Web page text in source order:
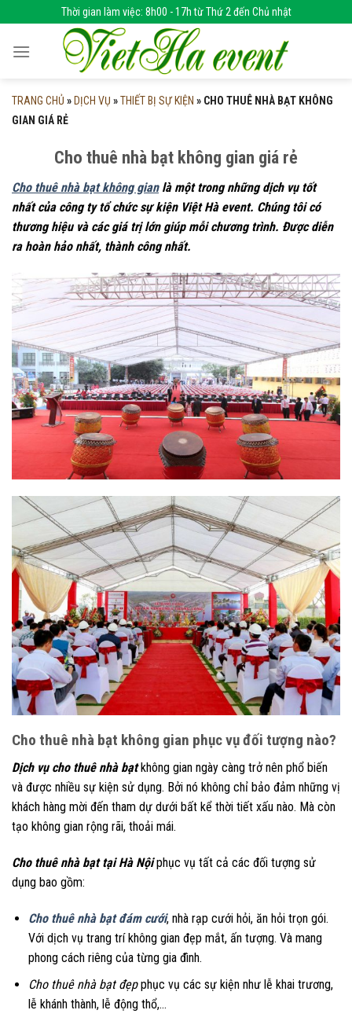
to
content
Thời gian làm việc: 8h00 - 17h từ Thứ 2 đến Chủ nhật
TRANG CHỦ » DỊCH VỤ »THIẾT BỊ SỰ KIỆN » CHO THUÊ NHÀ BẠT KHÔNG
GIAN GIÁ RẺ
Cho thuê nhà bạt không gian giá rẻ
Cho thuê nhà bạt không gianlà một trong những dịch vụ tốt
nhất của công ty tổ chức sự kiện Việt Hà event. Chúng tôi có
thương hiệu và các giá trị lớn giúp mỗi chương trình. Được diễn
ra hoàn hảo nhất, thành công nhất.
Cho thuê nhà bạt không gian phục vụ đối tượng nào?
Dịch vụ cho thuê nhà bạtkhông gian ngày càng trở nên phổ biến
và được nhiều sự kiện sử dụng. Bởi nó không chỉ bảo đảm những vị
khách hàng mời đến tham dự dưới bất kể thời tiết xấu nào. Mà còn
tạo không gian rộng rãi, thoải mái.
Cho thuê nhà bạt tại Hà Nộiphục vụ tất cả các đối tượng sử
dụng bao gồm:
Cho thuê nhà bạt đám cưới, nhà rạp cưới hỏi, ăn hỏi trọn gói.
Với dịch vụ trang trí không gian đẹp mắt, ấn tượng. Và mang
phong cách riêng của từng gia đình.
Cho thuê nhà bạt đẹpphục vụ các sự kiện như lễ khai trương,
lễ khánh thành, lễ động thổ,…